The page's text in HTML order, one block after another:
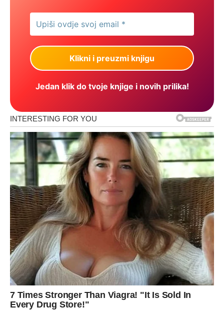
Jedan klik do tvoje knjige i novih prilika!